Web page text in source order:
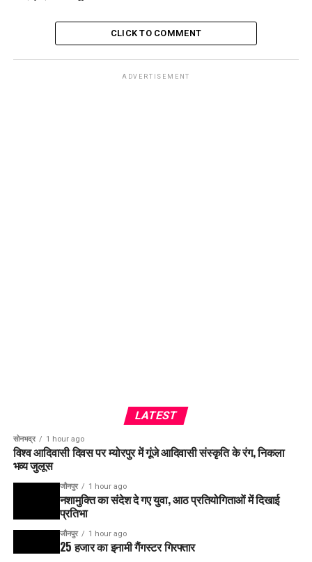
CLICK TO COMMENT
ADVERTISEMENT
LATEST
सोनभद्र 1 hour ago
विश्व आदिवासी दिवस पर म्योरपुर में गूंजे आदिवासी संस्कृति के रंग, निकला
भव्य जुलूस
जौनपुर 1 hour ago
नशामुक्ति का संदेश दे गए युवा, आठ प्रतियोगिताओं में दिखाई
प्रतिभा
जौनपुर 1 hour ago
25 हजार का इनामी गैंगस्टर गिरफ्तार